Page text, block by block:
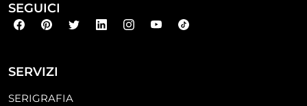
SERVIZI
SERIGRAFIA
SEGUICI